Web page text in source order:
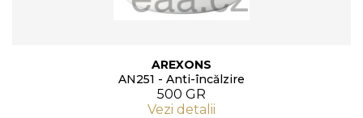
AREXONS
AN251 - Anti-încălzire
500 GR
Vezi detalii